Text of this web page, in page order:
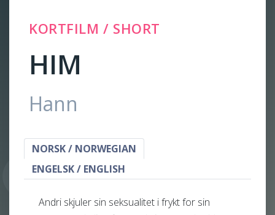
KORTFILM / SHORT
HIM
Hann
NORSK / NORWEGIAN
ENGELSK / ENGLISH
Andri skjuler sin seksualitet i frykt for sin